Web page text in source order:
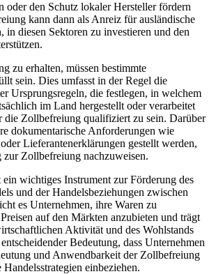
oder den Schutz lokaler Hersteller fördern
kann dann als Anreiz für ausländische
in diesen Sektoren zu investieren und den
zu erhalten, müssen bestimmte
sein. Dies umfasst in der Regel die
Ursprungsregeln, die festlegen, in welchem
im Land hergestellt oder verarbeitet
die Zollbefreiung qualifiziert zu sein. Darüber
dokumentarische Anforderungen wie
Lieferantenerklärungen gestellt werden,
zur Zollbefreiung nachzuweisen.
wichtiges Instrument zur Förderung des
und der Handelsbeziehungen zwischen
es Unternehmen, ihre Waren zu
auf den Märkten anzubieten und trägt
Aktivität und des Wohlstands
Bedeutung, dass Unternehmen
und Anwendbarkeit der Zollbefreiung
einbeziehen.